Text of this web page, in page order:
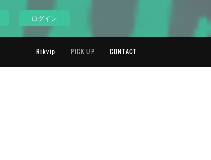
ログイン
Rikvip PICK UP CONTACT